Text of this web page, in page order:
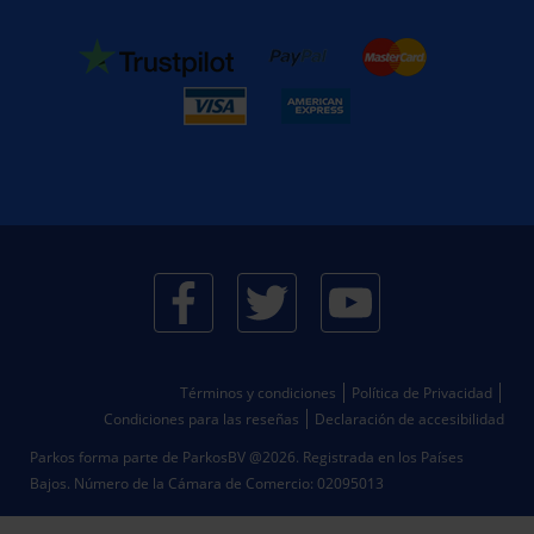
Parkos forma parte de ParkosBV @2026. Registrada en los Países
Bajos. Número de la Cámara de Comercio: 02095013
Términos y condiciones
Política de Privacidad
Condiciones para las reseñas
Declaración de accesibilidad